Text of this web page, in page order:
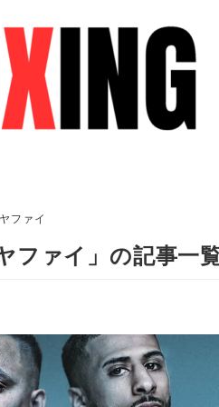
ファイ
ファイ」の記事一